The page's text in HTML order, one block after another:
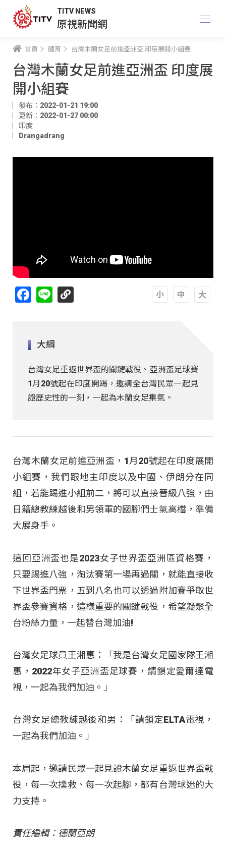
TITV NEWS
原視新聞網
首頁 體育 台灣木蘭女足前進亞洲盃 印度展開小組賽
台灣木蘭女足前進亞洲盃 印度展
開小組賽
發布：2022-01-21 19:00
更新：2022-01-27 00:00
印度
Drangadrang
Facebook
Line
大綱
台灣女足重返世界盃的關鍵戰役、亞洲盃足球賽
1月20號起在印度開踢，邀請全台灣民眾一起見
證歷史性的一刻，一起為木蘭女足集氣。
台灣木蘭女足前進亞洲盃，1月20號起在印度展開
小組賽，我們跟地主印度以及中國、伊朗分在同
組，若能踢進小組前二，將可以直接晉級八強，由
日籍總教練越後和男領軍的國腳們士氣高檔，準備
大展身手。
這回亞洲盃也是2023女子世界盃亞洲區資格賽，
只要踢進八強，淘汰賽第一場再過關，就能直接收
下世界盃門票，五到八名也可以透過附加賽爭取世
界盃參賽資格，這樣重要的關鍵戰役，希望凝聚全
台粉絲力量，一起替台灣加油!
台灣女足球員王湘惠：「我是台灣女足國家隊王湘
惠，2022年女子亞洲盃足球賽，請鎖定愛爾達電
視，一起為我們加油。」
台灣女足總教練越後和男：「請鎖定ELTA電視，
一起為我們加油。」
本周起，邀請民眾一起見證木蘭女足重返世界盃戰
役，每一次撲救、每一次起腳，都有台灣球迷的大
力支持。
責任編輯：德蘭亞朗